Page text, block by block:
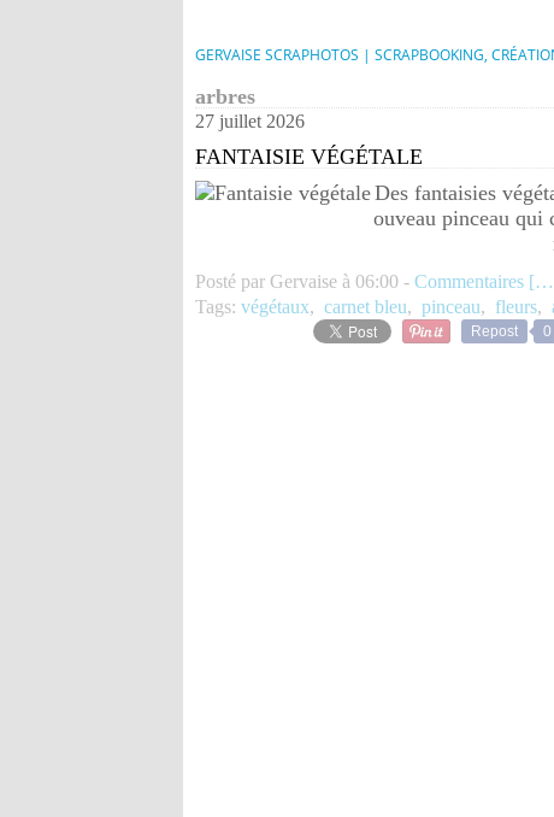
GERVAISE SCRAPHOTOS | SCRAPBOOKING,
arbres
27 juillet 2026
FANTAISIE VÉGÉTALE
Des fantaisies
ouveau pinceau qui
Posté par Gervaise à 06:00 - Commentaires […
Tags: végétaux, carnet bleu, pinceau, fleurs,
Repost 0